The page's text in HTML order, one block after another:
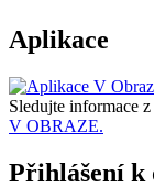
Aplikace
Sledujte informace
V OBRAZE.
Přihlášení k